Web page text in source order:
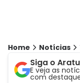
Home Notícias
Siga o
E veja as
com